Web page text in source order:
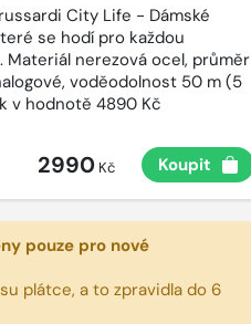
City Life - Dámské
se hodí pro každou
Materiál nerezová ocel, průměr
voděodolnost 50 m (5
v hodnotě 4890 Kč
2990Kč Koupit
pouze pro nové
plátce, a to zpravidla do 6